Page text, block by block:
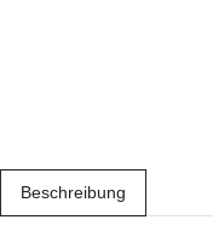
Beschreibung